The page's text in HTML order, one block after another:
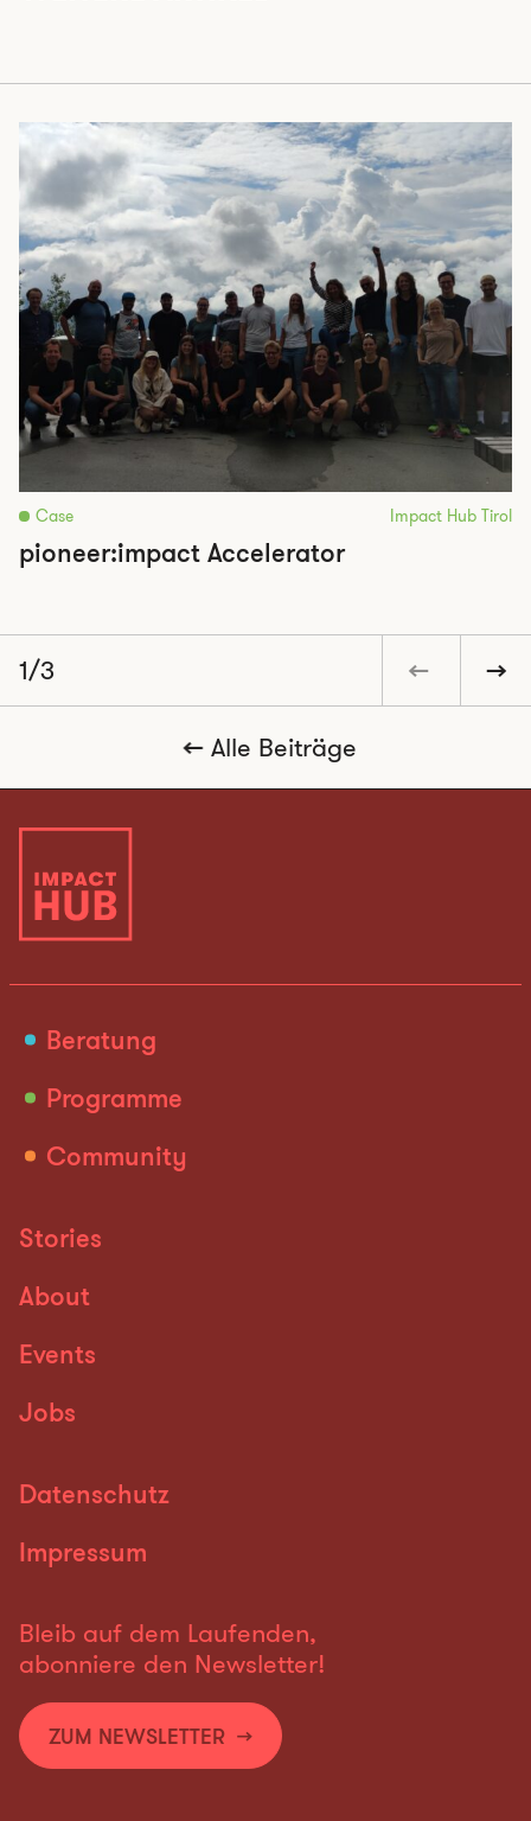
Case Impact Hub Tirol
pioneer:impact Accelerator
1/3
Alle Beiträge
Beratung
Programme
Community
Stories
About
Events
Jobs
Datenschutz
Impressum
Bleib auf dem Laufenden,
abonniere den Newsletter!
ZUM NEWSLETTER